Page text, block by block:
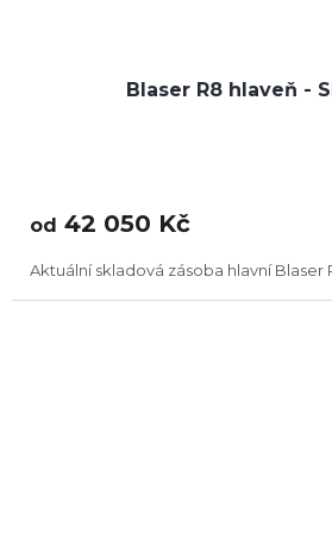
Blaser R8 hlaveň -
je
z
od 42 050 Kč
Aktuální skladová zásoba hlavní Blaser